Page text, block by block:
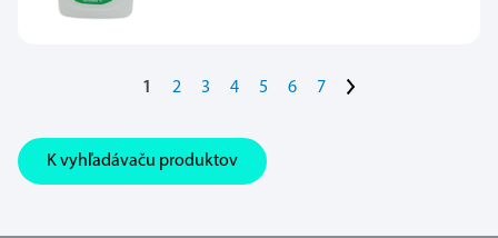
1 2 3 4 5 6 7 >
K vyhľadávaču produktov